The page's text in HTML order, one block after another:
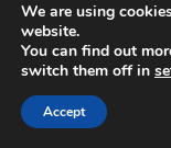
SIMONA KOVÁCOVÁ
Zdravotné
Zdravie a
tanieri
We are using
website.
You can find out
switch them off in
Accept